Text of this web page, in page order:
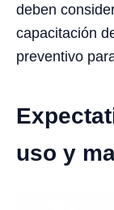
deben
capacitación
preventivo
uso y